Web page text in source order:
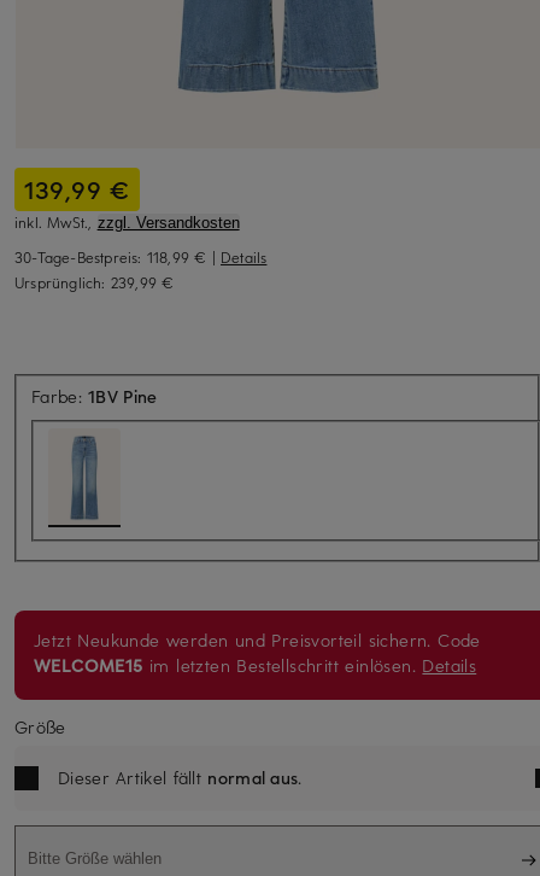
139,99 €
inkl. MwSt., zzgl. Versandkosten
30-Tage-Bestpreis: 118,99 € | Details
Ursprünglich: 239,99 €
Farbe:1BV Pine
Jetzt Neukunde werden und Preisvorteil sichern. Code
WELCOME15 im letzten Bestellschritt einlösen. Details
Größe
Dieser Artikel fällt normal aus.
Bitte Größe wählen